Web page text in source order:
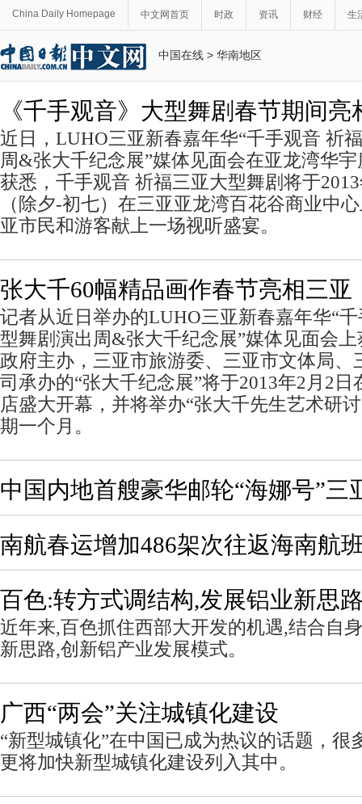
China Daily Homepage 中文网首页 时政 资讯 财经 生
中国在线 > 华南地区
《千手观音》大型舞剧春节期间亮
近日，LUHO三亚新春嘉年华“千手观音 祈
周&张大千纪念展”媒体见面会在亚龙湾华
获悉，千手观音 祈福三亚大型舞剧将于
（除夕-初七）在三亚亚龙湾百花谷商业中
亚市民和游客献上一场视听盛宴。
张大千60幅精品画作春节亮相三亚
记者从近日举办的LUHO三亚新春嘉年华“
型舞剧演出周&张大千纪念展”媒体见面会
政府主办，三亚市旅游委、三亚市文体局、
司承办的“张大千纪念展”将于2013年2月2
店盛大开幕，并将举办“张大千先生艺术研
期一个月。
中国内地首艘豪华邮轮“海娜号”三
南航春运增加486架次往返海南航
百色:转方式调结构,发展铝业新思
近年来,百色抓住西部大开发的机遇,结合自
新思路,创新铝产业发展模式。
广西“两会”关注城镇化建设
“新型城镇化”在中国已成为热议的话题，很
更将加快新型城镇化建设列入其中。